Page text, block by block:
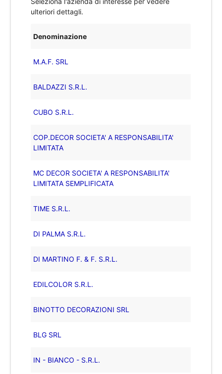
ulteriori dettagli.
Denominazione
M.A.F. SRL
BALDAZZI S.R.L.
CUBO S.R.L.
COP.DECOR SOCIETA' A RESPONSABILITA'
LIMITATA
MC DECOR SOCIETA' A RESPONSABILITA'
LIMITATA SEMPLIFICATA
TIME S.R.L.
DI PALMA S.R.L.
DI MARTINO F. & F. S.R.L.
EDILCOLOR S.R.L.
BINOTTO DECORAZIONI SRL
BLG SRL
IN - BIANCO - S.R.L.